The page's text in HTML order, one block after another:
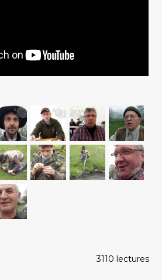
3110 lectures